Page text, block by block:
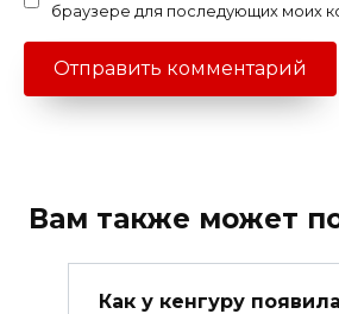
браузере для последующих моих
Вам также может
Как у кенгуру